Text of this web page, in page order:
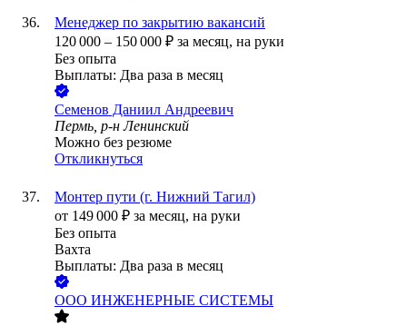
Менеджер по закрытию вакансий
120 000 – 150 000 ₽ за месяц, на руки
Без опыта
Выплаты: Два раза в месяц
Семенов Даниил Андреевич
Пермь, р-н Ленинский
Можно без резюме
Откликнуться
Монтер пути (г. Нижний Тагил)
от 149 000 ₽ за месяц, на руки
Без опыта
Вахта
Выплаты: Два раза в месяц
ООО ИНЖЕНЕРНЫЕ СИСТЕМЫ